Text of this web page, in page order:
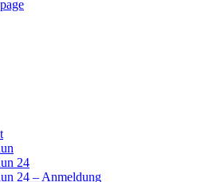
24
24 – Anmeldung